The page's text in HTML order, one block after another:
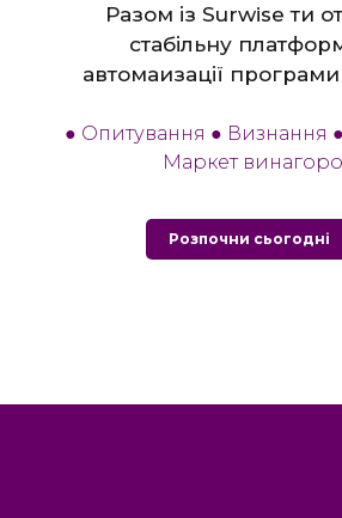
Разом із Surwise ти
стабільну
автомаизації
● Опитування ● Визнання ●
Маркет
Розпочни сьогодні